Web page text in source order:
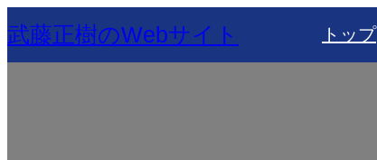
内
武藤正樹のWebサイト トップ